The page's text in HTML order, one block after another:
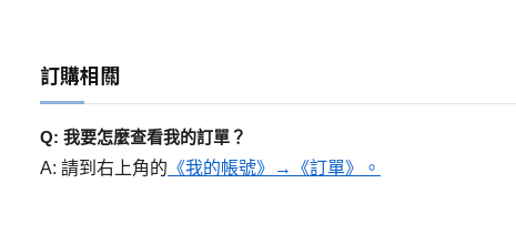
訂購相關
Q: 我要怎麼查看我的訂單？
A: 請到右上角的 《我的帳號》→ 《訂單》。